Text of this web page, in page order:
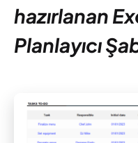
hazırlanan
Planlayıcı